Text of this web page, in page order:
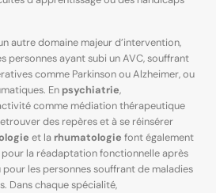
autre domaine majeur d’intervention,
personnes ayant subi un AVC, souffrant
comme Parkinson ou Alzheimer, ou
En psychiatrie,
comme médiation thérapeutique
des repères et à se réinsérer
et la rhumatologie font également
la réadaptation fonctionnelle après
les personnes souffrant de maladies
Dans chaque spécialité,